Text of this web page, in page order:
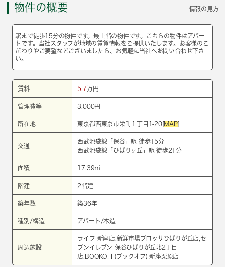
物件の概要 情報の見方
駅まで徒歩15分の物件です。最上階の物件です。こちらの物件はアパー
トです。当社スタッフが地域の賃貸情報をご提供いたします。お客様のこ
だわりやご要望などございましたら、お気軽に当社へお問い合わせ下さ
い。
賃料 5.7万円
管理費等 3,000円
所在地 東京都西東京市栄町１丁目1-20[MAP]
交通
西武池袋線 「保谷」駅 徒歩15分
西武池袋線 「 ひばりヶ丘 」駅 徒歩21分
面積 17.39㎡
階建 2階建
築年数 築36年
種別/構造 アパート/木造
周辺施設
ライフ 新座店,新鮮市場ブロッサひばりが丘店,セ
ブンイレブン 保谷ひばりが丘北2丁目
店,BOOKOFF(ブックオフ) 新座栗原店